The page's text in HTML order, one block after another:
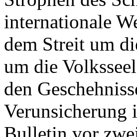
internationale
dem Streit um
um die
den
Verunsicherung